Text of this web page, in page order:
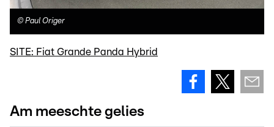
© Paul Origer
SITE: Fiat Grande Panda Hybrid
Am meeschte gelies